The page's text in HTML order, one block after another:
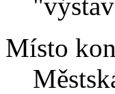
Místo